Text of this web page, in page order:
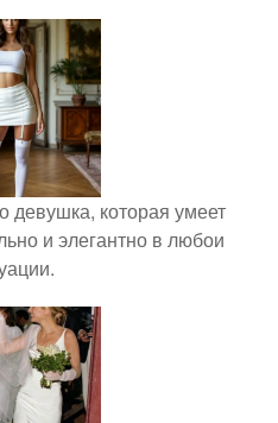
девушка, которая умеет
и элегантно в любои